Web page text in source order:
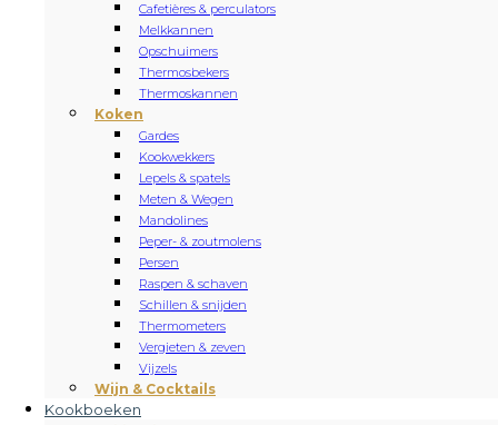
Cafetières & perculators
Melkkannen
Opschuimers
Thermosbekers
Thermoskannen
Koken
Gardes
Kookwekkers
Lepels & spatels
Meten & Wegen
Mandolines
Peper- & zoutmolens
Persen
Raspen & schaven
Schillen & snijden
Thermometers
Vergieten & zeven
Vijzels
Wijn & Cocktails
Kookboeken